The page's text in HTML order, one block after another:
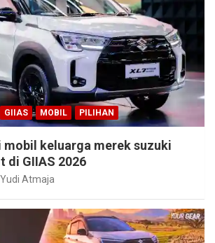
GIIAS MOBIL PILIHAN
mobil keluarga merek suzuki
di GIIAS 2026
Yudi Atmaja